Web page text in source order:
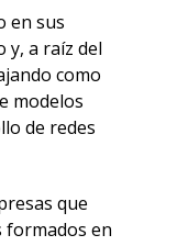
en sus
y, a raíz del
como
modelos
de redes
que
formados en